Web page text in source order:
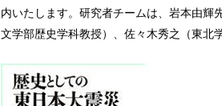
内いたします。研究者チームは、岩本由
文学部歴史学科教授）、佐々木秀之（東北